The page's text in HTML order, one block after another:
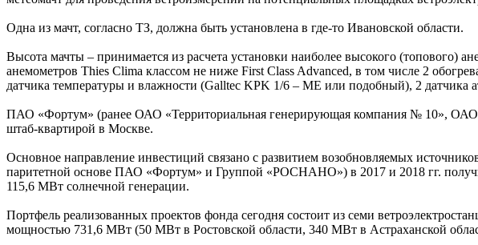
Одна из мачт, согласно ТЗ, должна быть установлена в где-то Ивановской области.
Высота мачты – принимается из расчета установки наиболее высокого (топового)
анемометров Thies Clima классом не ниже First Class Advanced, в том числе 2
датчика температуры и влажности (Galltec KPK 1/6 – ME или подобный), 2 датчика
ПАО «Фортум» (ранее ОАО «Территориальная генерирующая компания № 10», ОАО
штаб-квартирой в Москве.
Основное направление инвестиций связано с развитием возобновляемых
паритетной основе ПАО «Фортум» и Группой «РОСНАНО») в 2017 и 2018 гг.
115,6 МВт солнечной генерации.
Портфель реализованных проектов фонда сегодня состоит из семи
мощностью 731,6 МВт (50 МВт в Ростовской области, 340 МВт в Астраханской